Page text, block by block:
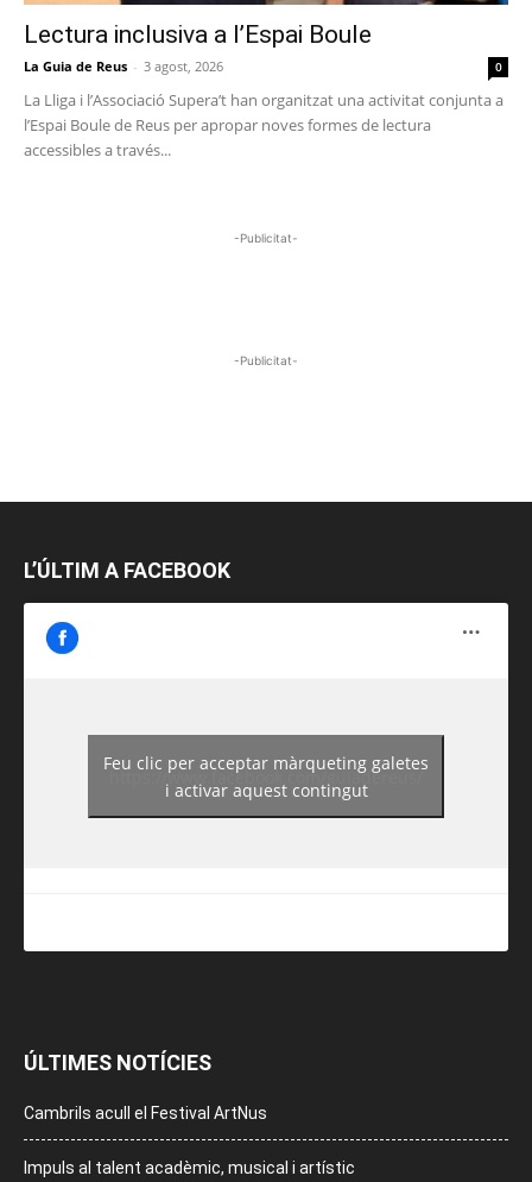
Lectura inclusiva a l’Espai Boule
La Guia de Reus - 3 agost, 2026 0
La Lliga i l’Associació Supera’t han organitzat una activitat conjunta a
l’Espai Boule de Reus per apropar noves formes de lectura
accessibles a través...
-Publicitat-
-Publicitat-
L’ÚLTIM A FACEBOOK
https://www.facebook.com/guiadereus/
Feu clic per acceptar màrqueting galetes
i activar aquest contingut
ÚLTIMES NOTÍCIES
Cambrils acull el Festival ArtNus
Impuls al talent acadèmic, musical i artístic